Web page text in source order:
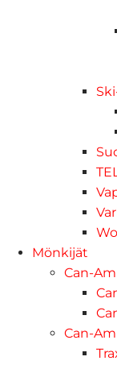
Mönkijät
Can-
Can-